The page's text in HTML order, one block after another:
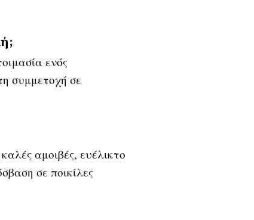
ενός
συμμετοχή σε
αμοιβές, ευέλικτο
σε ποικίλες